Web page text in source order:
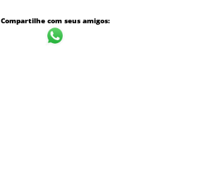
Compartilhe com seus amigos: